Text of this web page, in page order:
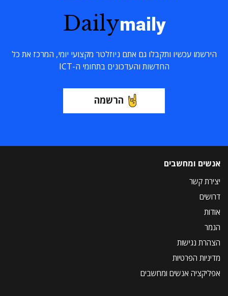
Dailymaily
הירשמו עכשיו ותקבלו גם אתם ניוזלטר מקצועי יומי, המרכז את כל
החדשות והעדכונים בתחומי ה-ICT
הרשמה
אנשים ומחשבים
יצירת קשר
דרושים
אודות
הנמר
הצהרת נגישות
מדיניות הפרטיות
אפליקציה אנשים ומחשבים